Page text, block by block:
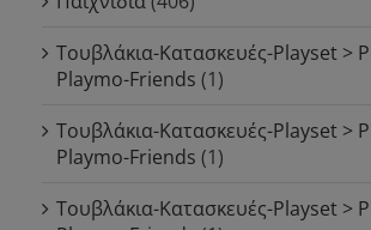
Τουβλάκια-Κατασκευές-Playset >
Playmo-Friends (1)
Τουβλάκια-Κατασκευές-Playset >
Playmo-Friends (1)
Τουβλάκια-Κατασκευές-Playset >